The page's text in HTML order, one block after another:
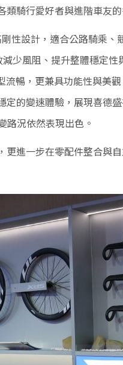
騎行愛好者與進階車友
性設計，適合公路騎乘、
少風阻、提升整體穩定性
暢，更兼具功能性與美觀
的變速體驗，展現喜德
路況依然表現出色。
進一步在零配件整合